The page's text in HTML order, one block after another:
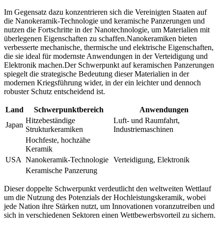
Im Gegensatz dazu konzentrieren sich die Vereinigten Staaten auf
die Nanokeramik-Technologie und keramische Panzerungen und
nutzen die Fortschritte in der Nanotechnologie, um Materialien mit
überlegenen Eigenschaften zu schaffen.Nanokeramiken bieten
verbesserte mechanische, thermische und elektrische Eigenschaften,
die sie ideal für modernste Anwendungen in der Verteidigung und
Elektronik machen.Der Schwerpunkt auf keramischen Panzerungen
spiegelt die strategische Bedeutung dieser Materialien in der
modernen Kriegsführung wider, in der ein leichter und dennoch
robuster Schutz entscheidend ist.
Land Schwerpunktbereich
Anwendungen
Japan
Hitzebeständige
Strukturkeramiken
Luft- und Raumfahrt,
Industriemaschinen
Hochfeste, hochzähe
Keramik
USA Nanokeramik-Technologie Verteidigung, Elektronik
Keramische Panzerung
Dieser doppelte Schwerpunkt verdeutlicht den weltweiten Wettlauf
um die Nutzung des Potenzials der Hochleistungskeramik, wobei
jede Nation ihre Stärken nutzt, um Innovationen voranzutreiben und
sich in verschiedenen Sektoren einen Wettbewerbsvorteil zu sichern.